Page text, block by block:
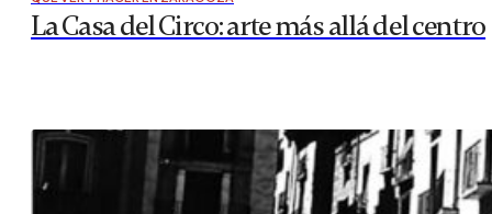
La Casa del Circo: arte más allá del centro